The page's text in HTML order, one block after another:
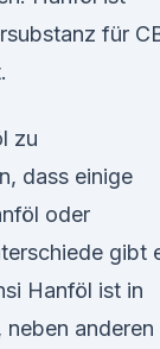
für
zu
dass einige
oder
gibt
Hanföl ist in
anderen